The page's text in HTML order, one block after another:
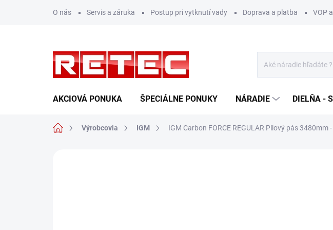
O nás Servis a záruka Postup pri vytknutí vady Doprava a platba VOP
AKCIOVÁ PONUKA ŠPECIÁLNE PONUKY NÁRADIE DIELŇA -
DomovVýrobcovia IGM IGM Carbon FORCE REGULAR Pílový pás 3480mm